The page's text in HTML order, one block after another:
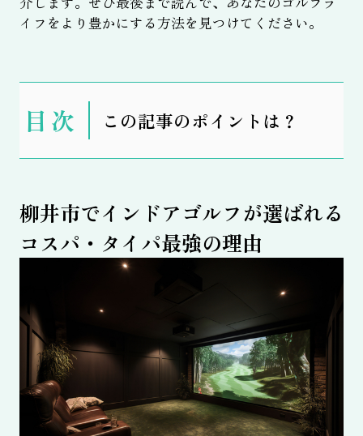
イフをより豊かにする方法を見つけてください。
この記事のポイントは？
表
示
柳井市でインドアゴルフが選ばれる
コスパ・タイパ最強の理由